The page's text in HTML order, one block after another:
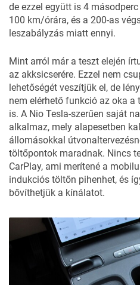
de ezzel együtt is 4
100 km/órára, és a 200-as
leszabályzás miatt ennyi.
Mint arról már a teszt elején
az akksicserére. Ezzel nem
lehetőségét veszítjük el, de
nem elérhető funkció az oka
is. A Nio Tesla-szerűen saját
alkalmaz, mely alapesetben
állomásokkal
töltőpontok maradnak. Nincs
CarPlay, ami merítené a
indukciós töltőn pihenhet, és
bővíthetjük a kínálatot.